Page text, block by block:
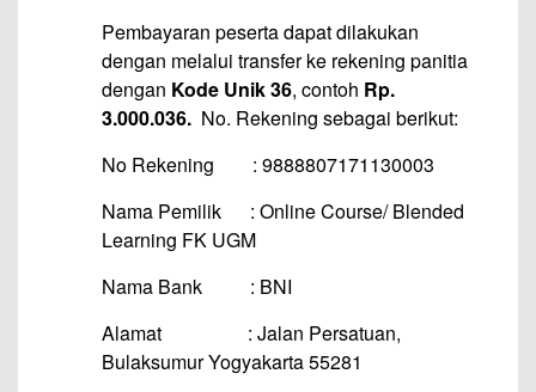
Pembayaran peserta dapat dilakukan
dengan melalui transfer ke rekening panitia
dengan Kode Unik 36, contoh Rp.
3.000.036. No. Rekening sebagai berikut:
No Rekening : 9888807171130003
Nama Pemilik : Online Course/ Blended
Learning FK UGM
Nama Bank : BNI
Alamat : Jalan Persatuan,
Bulaksumur Yogyakarta 55281